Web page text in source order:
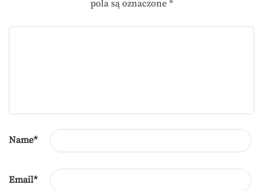
pola są oznaczone *
Name*
Email*